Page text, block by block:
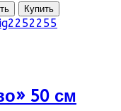
50 см